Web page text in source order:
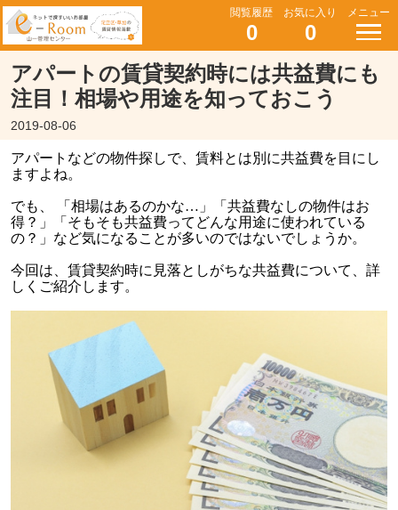
閲覧履歴
0
お気に入り
0
メニュー
アパートの賃貸契約時には共益費にも
注目！相場や用途を知っておこう
2019-08-06
アパートなどの物件探しで、賃料とは別に共益費を目にし
ますよね。
でも、 「相場はあるのかな…」「共益費なしの物件はお
得？」「そもそも共益費ってどんな用途に使われている
の？」など気になることが多いのではないでしょうか。
今回は、賃貸契約時に見落としがちな共益費について、詳
しくご紹介します。